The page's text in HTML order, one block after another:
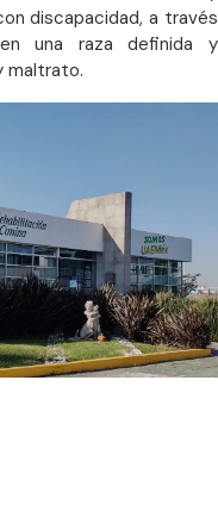
discapacidad, a través
una raza definida y
maltrato.